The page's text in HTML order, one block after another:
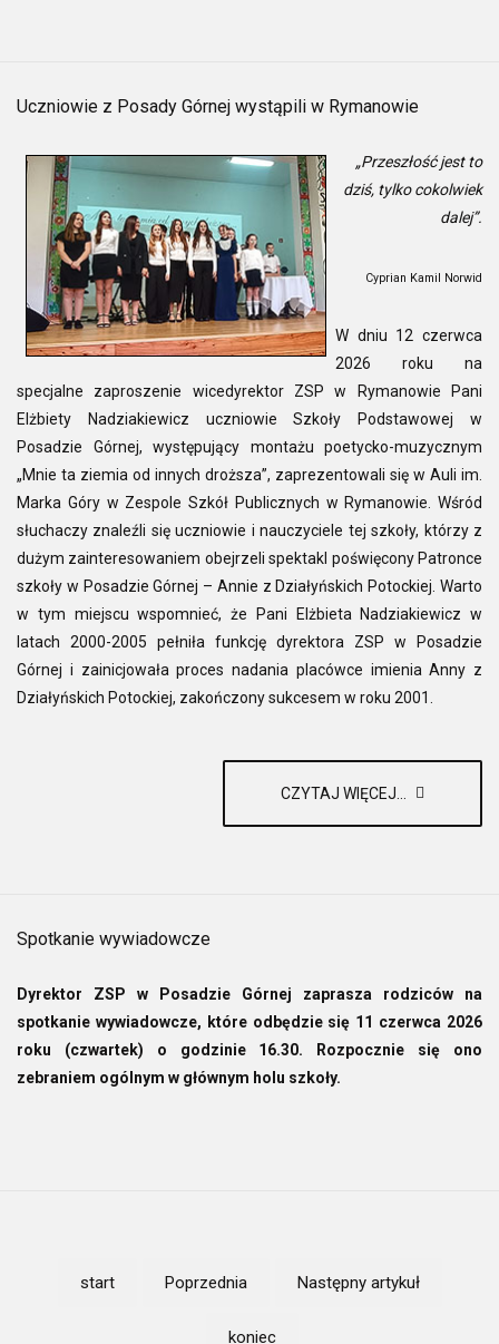
Uczniowie z Posady Górnej wystąpili w Rymanowie
„Przeszłość jest to
dziś, tylko cokolwiek
dalej”.
Cyprian Kamil Norwid
W dniu 12 czerwca
2026 roku na
specjalne zaproszenie wicedyrektor ZSP w Rymanowie Pani
Elżbiety Nadziakiewicz uczniowie Szkoły Podstawowej w
Posadzie Górnej, występujący montażu poetycko-muzycznym
„Mnie ta ziemia od innych droższa”, zaprezentowali się w Auli im.
Marka Góry w Zespole Szkół Publicznych w Rymanowie. Wśród
słuchaczy znaleźli się uczniowie i nauczyciele tej szkoły, którzy z
dużym zainteresowaniem obejrzeli spektakl poświęcony Patronce
szkoły w Posadzie Górnej – Annie z Działyńskich Potockiej. Warto
w tym miejscu wspomnieć, że Pani Elżbieta Nadziakiewicz w
latach 2000-2005 pełniła funkcję dyrektora ZSP w Posadzie
Górnej i zainicjowała proces nadania placówce imienia Anny z
Działyńskich Potockiej, zakończony sukcesem w roku 2001.
CZYTAJ WIĘCEJ...
Spotkanie wywiadowcze
Dyrektor ZSP w Posadzie Górnej zaprasza rodziców na
spotkanie wywiadowcze, które odbędzie się 11 czerwca 2026
roku (czwartek) o godzinie 16.30. Rozpocznie się ono
zebraniem ogólnym w głównym holu szkoły.
start Poprzednia Następny artykuł
koniec